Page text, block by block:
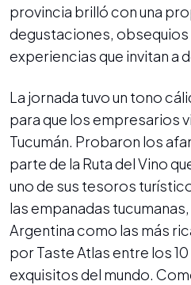
provincia brilló con una
degustaciones, obsequios
experiencias que invitan a
La jornada tuvo un tono
para que los empresarios
Tucumán. Probaron los
parte de la Ruta del Vino
uno de sus tesoros
las empanadas
Argentina como las más
por Taste Atlas entre los
exquisitos del mundo.